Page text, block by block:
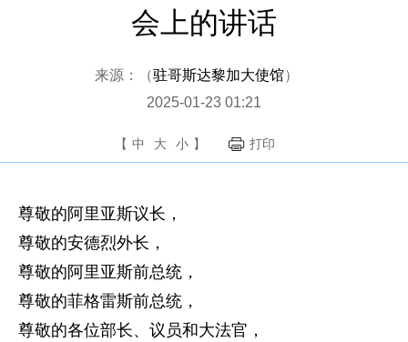
会上的讲话
来源：（驻哥斯达黎加大使馆）
2025-01-23 01:21
【 中 大 小 】 打印
尊敬的阿里亚斯议长，
尊敬的安德烈外长，
尊敬的阿里亚斯前总统，
尊敬的菲格雷斯前总统，
尊敬的各位部长、议员和大法官，